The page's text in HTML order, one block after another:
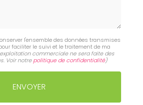
l'ensemble des données transmises
faciliter le suivi et le traitement de ma
commerciale ne sera faite des
Voir notre politique de confidentialité)